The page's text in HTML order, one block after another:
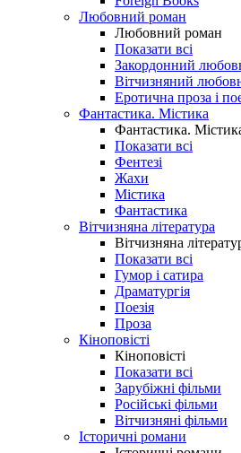
Любовний роман
Любовний роман
Показати всі
Закордонний
Вітчизняний
Еротична проза і
Фантастика. Містика
Фантастика.
Показати всі
Фентезі
Жахи
Містика
Фантастика
Вітчизняна література
Вітчизняна
Показати всі
Гумор і сатира
Драматургія
Поезія
Проза
Кіноповісті
Кіноповісті
Показати всі
Зарубіжні фільми
Російські фільми
Вітчизняні фільми
Історичні романи